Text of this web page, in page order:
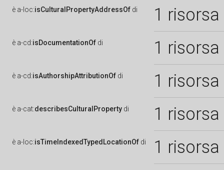
è a-loc:isCulturalPropertyAddressOf di 1 risorsa
è a-cd:isDocumentationOf di 1 risorsa
è a-cd:isAuthorshipAttributionOf di 1 risorsa
è a-cat:describesCulturalProperty di 1 risorsa
è a-loc:isTimeIndexedTypedLocationOf di 1 risorsa